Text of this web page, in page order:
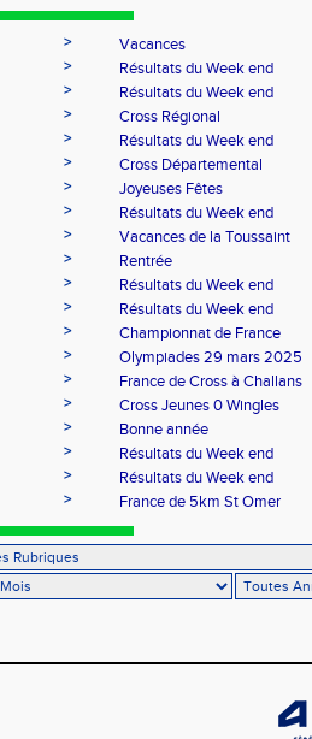
>
Vacances
>
Résultats du Week end
>
Résultats du Week end
>
Cross Régional
>
Résultats du Week end
>
Cross Départemental
>
Joyeuses Fêtes
>
Résultats du Week end
>
Vacances de la Toussaint
>
Rentrée
>
Résultats du Week end
>
Résultats du Week end
>
Championnat de France
>
Olympiades 29 mars 2025
>
France de Cross à Challans
>
Cross Jeunes 0 Wingles
>
Bonne année
>
Résultats du Week end
>
Résultats du Week end
> France de 5km St Omer